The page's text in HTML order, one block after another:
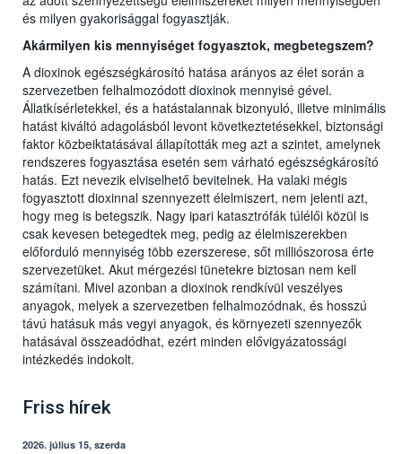
és milyen gyakorisággal fogyasztják.
Akármilyen kis mennyiséget fogyasztok, megbetegszem?
A dioxinok egészségkárosító hatása arányos az élet során a
szervezetben felhalmozódott dioxinok mennyisé gével.
Állatkísérletekkel, és a hatástalannak bizonyuló, illetve minimális
hatást kiváltó adagolásból levont következtetésekkel, biztonsági
faktor közbeiktatásával állapították meg azt a szintet, amelynek
rendszeres fogyasztása esetén sem várható egészségkárosító
hatás. Ezt nevezik elviselhető bevitelnek. Ha valaki mégis
fogyasztott dioxinnal szennyezett élelmiszert, nem jelenti azt,
hogy meg is betegszik. Nagy ipari katasztrófák túlélői közül is
csak kevesen betegedtek meg, pedig az élelmiszerekben
előforduló mennyiség több ezerszerese, sőt milliószorosa érte
szervezetüket. Akut mérgezési tünetekre biztosan nem kell
számítani. Mivel azonban a dioxinok rendkívül veszélyes
anyagok, melyek a szervezetben felhalmozódnak, és hosszú
távú hatásuk más vegyi anyagok, és környezeti szennyezők
hatásával összeadódhat, ezért minden elővigyázatossági
intézkedés indokolt.
Friss hírek
2026. július 15, szerda